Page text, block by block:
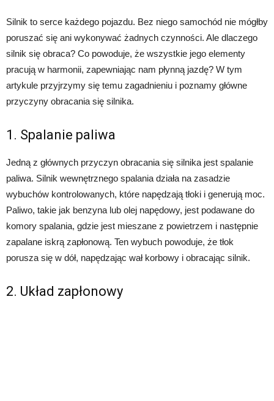
Silnik to serce każdego pojazdu. Bez niego samochód nie mógłby
poruszać się ani wykonywać żadnych czynności. Ale dlaczego
silnik się obraca? Co powoduje, że wszystkie jego elementy
pracują w harmonii, zapewniając nam płynną jazdę? W tym
artykule przyjrzymy się temu zagadnieniu i poznamy główne
przyczyny obracania się silnika.
1. Spalanie paliwa
Jedną z głównych przyczyn obracania się silnika jest spalanie
paliwa. Silnik wewnętrznego spalania działa na zasadzie
wybuchów kontrolowanych, które napędzają tłoki i generują moc.
Paliwo, takie jak benzyna lub olej napędowy, jest podawane do
komory spalania, gdzie jest mieszane z powietrzem i następnie
zapalane iskrą zapłonową. Ten wybuch powoduje, że tłok
porusza się w dół, napędzając wał korbowy i obracając silnik.
2. Układ zapłonowy